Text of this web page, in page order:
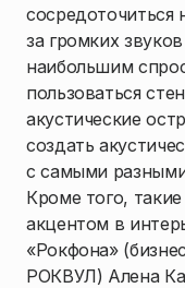
сосредоточиться
за громких
наибольшим
пользоваться
акустические
создать
с самыми
Кроме того,
акцентом в
«Рокфона»
РОКВУЛ) Алена